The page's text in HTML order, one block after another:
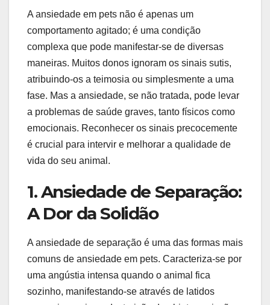
A ansiedade em pets não é apenas um
comportamento agitado; é uma condição
complexa que pode manifestar-se de diversas
maneiras. Muitos donos ignoram os sinais sutis,
atribuindo-os a teimosia ou simplesmente a uma
fase. Mas a ansiedade, se não tratada, pode levar
a problemas de saúde graves, tanto físicos como
emocionais. Reconhecer os sinais precocemente
é crucial para intervir e melhorar a qualidade de
vida do seu animal.
1. Ansiedade de Separação:
A Dor da Solidão
A ansiedade de separação é uma das formas mais
comuns de ansiedade em pets. Caracteriza-se por
uma angústia intensa quando o animal fica
sozinho, manifestando-se através de latidos